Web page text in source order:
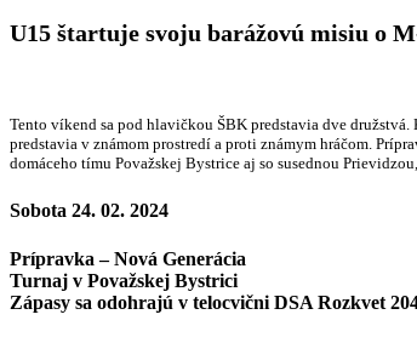
U15 štartuje svoju barážovú misiu o
Tento víkend sa pod hlavičkou ŠBK predstavia dve
predstavia v známom prostredí a proti známym hráčom.
domáceho tímu Považskej Bystrice aj so susednou
Sobota 24. 02. 2024
Prípravka – Nová Generácia
Turnaj v Považskej Bystrici
Zápasy sa odohrajú v telocvični DSA Rozkvet